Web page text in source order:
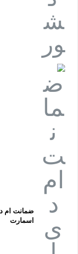
ضمانت ام
اسمارت